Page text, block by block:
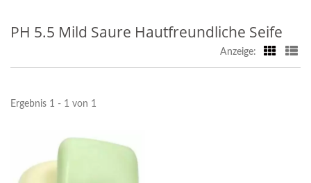
PH 5.5 Mild Saure Hautfreundliche Seife
Anzeige:
Ergebnis 1 - 1 von 1